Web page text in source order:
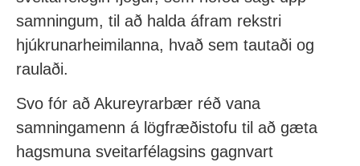
samningum, til að halda áfram rekstri
hjúkrunarheimilanna, hvað sem tautaði og
raulaði.
Svo fór að Akureyrarbær réð vana
samningamenn á lögfræðistofu til að gæta
hagsmuna sveitarfélagsins gagnvart